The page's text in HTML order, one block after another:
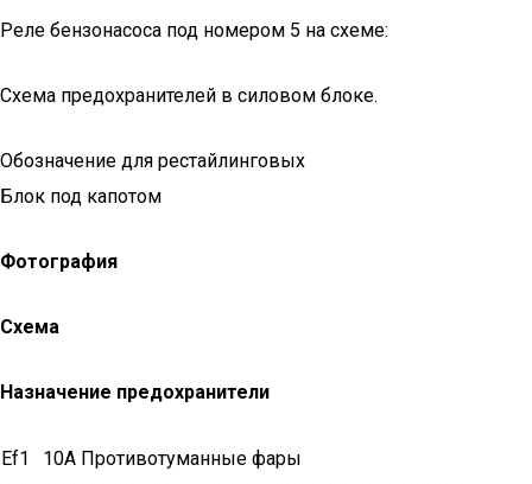
Реле бензонасоса под номером 5 на схеме:
Схема предохранителей в силовом блоке.
Обозначение для рестайлинговых
Блок под капотом
Фотография
Схема
Назначение предохранители
Ef1
10A Противотуманные фары